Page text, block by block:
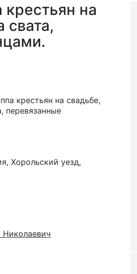
крестьян на
свата,
крестьян на свадьбе,
перевязанные
Хорольский уезд,
Николаевич